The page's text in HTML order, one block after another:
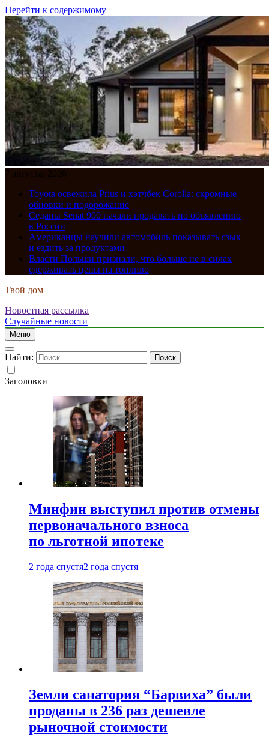
Перейти к содержимому
7 августа, 2026
Toyota освежила Prius и хэтчбек Corolla: скромные
обновки и подорожание
Седаны Senat 900 начали продавать по объявлению
в России
Американцы научили автомобиль показывать язык
и ездить за продуктами
Власти Польши признали, что больше не в силах
сдерживать цены на топливо
Твой дом
Новостная рассылка
Случайные новости
Меню
Найти:
Заголовки
Минфин выступил против отмены
первоначального взноса
по льготной ипотеке
2 года спустя2 года спустя
Земли санатория “Барвиха” были
проданы в 236 раз дешевле
рыночной стоимости